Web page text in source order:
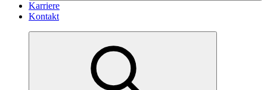
Karriere
Kontakt